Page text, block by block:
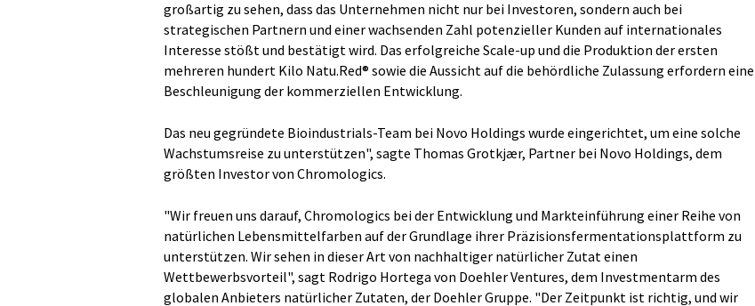
großartig zu sehen, dass das Unternehmen nicht nur bei Investoren, sondern auch bei
strategischen Partnern und einer wachsenden Zahl potenzieller Kunden auf internationales
Interesse stößt und bestätigt wird. Das erfolgreiche Scale-up und die Produktion der ersten
mehreren hundert Kilo Natu.Red® sowie die Aussicht auf die behördliche Zulassung erfordern eine
Beschleunigung der kommerziellen Entwicklung.
Das neu gegründete Bioindustrials-Team bei Novo Holdings wurde eingerichtet, um eine solche
Wachstumsreise zu unterstützen", sagte Thomas Grotkjær, Partner bei Novo Holdings, dem
größten Investor von Chromologics.
"Wir freuen uns darauf, Chromologics bei der Entwicklung und Markteinführung einer Reihe von
natürlichen Lebensmittelfarben auf der Grundlage ihrer Präzisionsfermentationsplattform zu
unterstützen. Wir sehen in dieser Art von nachhaltiger natürlicher Zutat einen
Wettbewerbsvorteil", sagt Rodrigo Hortega von Doehler Ventures, dem Investmentarm des
globalen Anbieters natürlicher Zutaten, der Doehler Gruppe. "Der Zeitpunkt ist richtig, und wir